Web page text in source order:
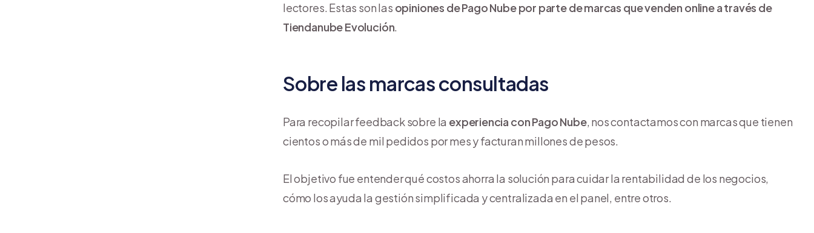
lectores. Estas son las opiniones de Pago Nube por parte de marcas que venden online a través de
Tiendanube Evolución.
Sobre las marcas consultadas
Para recopilar feedback sobre la experiencia con Pago Nube, nos contactamos con marcas que tienen
cientos o más de mil pedidos por mes y facturan millones de pesos.
El objetivo fue entender qué costos ahorra la solución para cuidar la rentabilidad de los negocios,
cómo los ayuda la gestión simplificada y centralizada en el panel, entre otros.